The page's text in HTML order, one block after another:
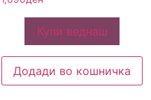
Купи веднаш
Додади во кошничка